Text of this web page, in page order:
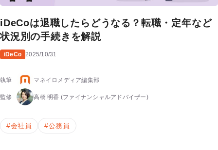
iDeCoは退職したらどうなる？転職・定年など
状況別の手続きを解説
iDeCo 2025/10/31
執筆 マネイロメディア編集部
監修 高橋 明香 (ファイナンシャルアドバイザー)
#会社員 #公務員